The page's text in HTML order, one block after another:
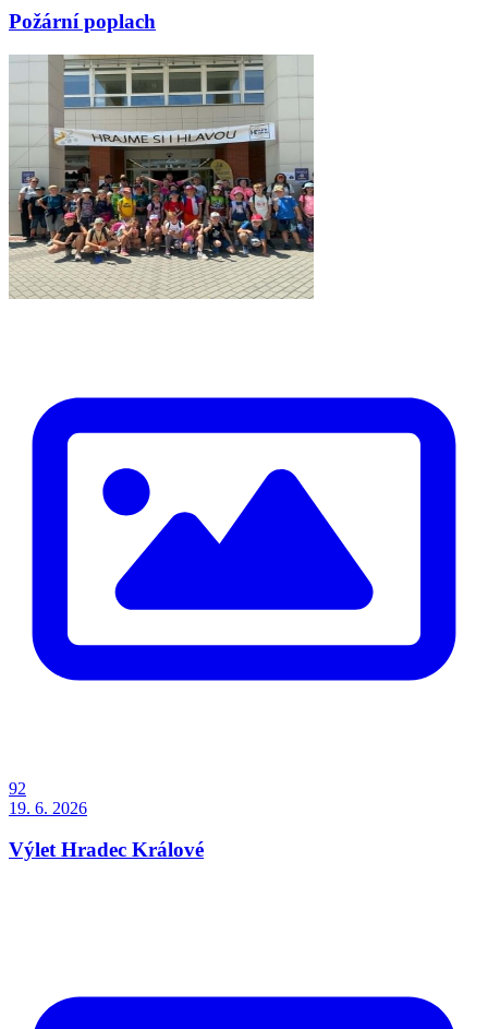
Požární poplach
92
19. 6. 2026
Výlet Hradec Králové